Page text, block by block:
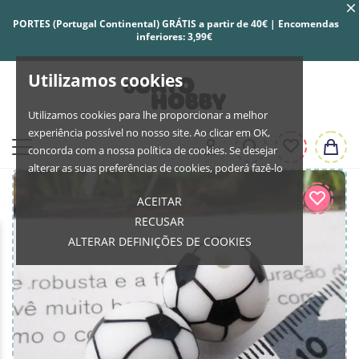
Utilizamos cookies
Utilizamos cookies para lhe proporcionar a melhor
experiência possível no nosso site. Ao clicar em OK,
concorda com a nossa política de cookies. Se desejar
alterar as suas preferências de cookies, poderá fazê-lo
ACEITAR
RECUSAR
ALTERAR DEFINIÇÕES DE COOKIES
PORTES (Portugal Continental) GRÁTIS a partir de 40€ | Encomendas
inferiores: 3,99€